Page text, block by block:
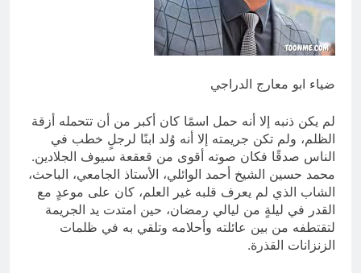
الكاتبان باقر الزبيدي ورياض سعد يحذران
من الجولاني (ح 1) (وإذا كنت فيهم فأقمت
ضياء ابو معارج الدراجي
لم يكن ذنبه إلا أنه حمل اسمًا كان أكبر من أن تتحمله أزقة
الظلم، ولم تكن جريمته إلا أنه وُلد ابنًا لرجلٍ خطب في
الناس صدقًا فكان صوته أقوى من قعقعة سيوف الجلادين.
محمد حسين الشيخ أحمد الوائلي، الأستاذ الجامعي، الباحث،
الشاب الذي لم يعرف قلبه غير العلم، كان على موعدٍ مع
القدر في ليلةٍ من ليالي رمضان، حين امتدت يد الجريمة
لتقتطفه من بين عائلته وأحلامه وتلقي به في ظلمات
الزنزانات القذرة.